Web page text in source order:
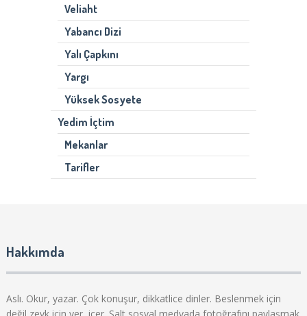
Veliaht
Yabancı Dizi
Yalı Çapkını
Yargı
Yüksek Sosyete
Yedim İçtim
Mekanlar
Tarifler
Hakkımda
Aslı. Okur, yazar. Çok konuşur, dikkatlice dinler. Beslenmek için